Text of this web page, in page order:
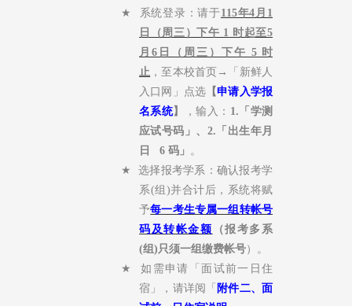
★
系统登录：请于115年4月1
日（周三）下午 1 时起至5
月6日
（周三） 下午 5 时
止 ，至本校首页 →
「新鲜人
入口网」点选 【申请入学报
名系统】 ，输入： 1. 「学测
应试号码」、 2. 「出生年月
日 6 码」 。
★
选择报考学系：确认报考学
系(组 )并合计后，系统将赋
予每一考生专属一组转帐号
码及转帐金额
（报考多系
(组 ) 只须一组缴费帐号）。
★
如需申请「面试前一日住
宿」，请详阅「 附件二、面